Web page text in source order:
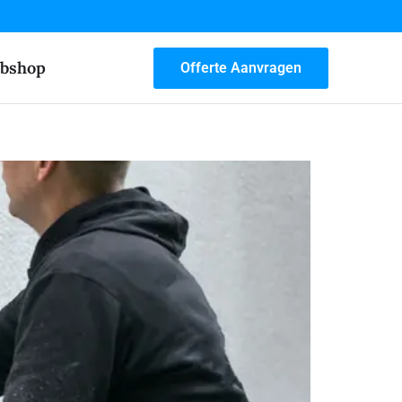
Offerte Aanvragen